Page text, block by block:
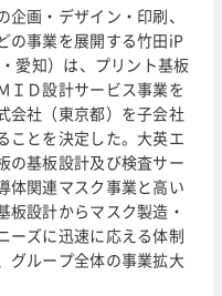
画・デザイン・印刷、
の事業を展開する竹田iP
愛知）は、プリント基板
ＩＤ設計サービス事業を
会社（東京都）を子会社
ことを決定した。大英エ
の基板設計及び検査サー
体関連マスク事業と高い
設計からマスク製造・
ーズに迅速に応える体制
グループ全体の事業拡大